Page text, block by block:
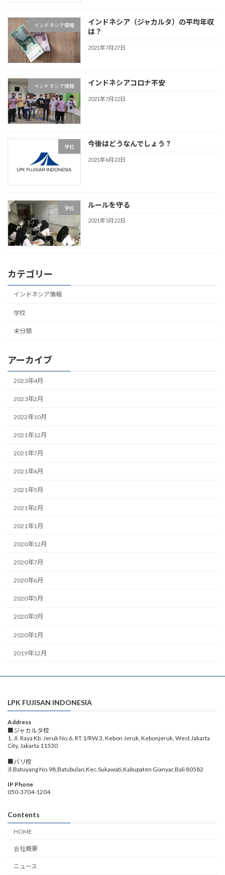
インドネシア情報
インドネシア（ジャカルタ）の平均年収
は？
2021年7月27日
インドネシア情報 インドネシアコロナ不安
2021年7月22日
学校 今後はどうなんでしょう？
2021年6月23日
学校 ルールを守る
2021年5月22日
カテゴリー
インドネシア情報
学校
未分類
アーカイブ
2023年4月
2023年2月
2022年10月
2021年12月
2021年7月
2021年6月
2021年5月
2021年2月
2021年1月
2020年12月
2020年7月
2020年6月
2020年5月
2020年3月
2020年1月
2019年12月
LPK FUJISAN INDONESIA
Address
■ジャカルタ校
1, Jl. Raya Kb. Jeruk No.6, RT.1/RW.3, Kebon Jeruk, Kebonjeruk, West Jakarta
City, Jakarta 11530
■バリ校
Jl.Batuyang No.98,Batubulan,Kec.Sukawati,Kabupaten Gianyar,Bali 80582
IP Phone
050-3704-1204
Contents
HOME
会社概要
ニュース